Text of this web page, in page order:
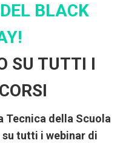
BLACK
SU TUTTI I
Tecnica della Scuola
tutti i webinar di